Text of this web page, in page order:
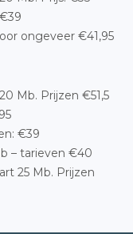
ongeveer €41,95
Mb. Prijzen €51,5
€39
– tarieven €40
25 Mb. Prijzen